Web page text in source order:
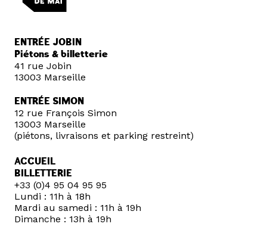
ENTRÉE JOBIN
Piétons & billetterie
41 rue Jobin
13003 Marseille
ENTRÉE SIMON
12 rue François Simon
13003 Marseille
(piétons, livraisons et parking restreint)
ACCUEIL
BILLETTERIE
+33 (0)4 95 04 95 95
Lundi : 11h à 18h
Mardi au samedi : 11h à 19h
Dimanche : 13h à 19h